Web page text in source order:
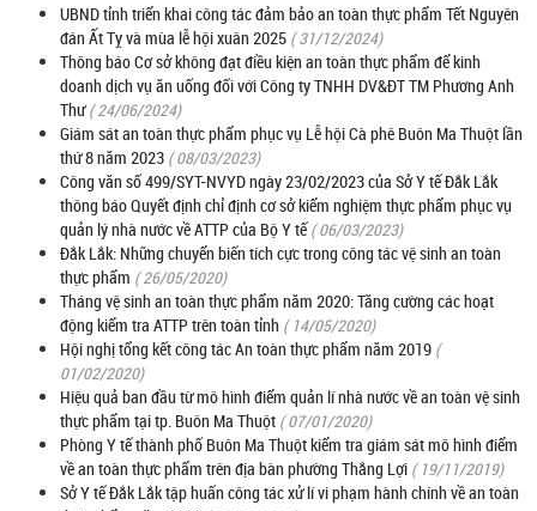
UBND tỉnh triển khai công tác đảm bảo an toàn thực phẩm Tết Nguyên
đán Ất Tỵ và mùa lễ hội xuân 2025 ( 31/12/2024)
Thông báo Cơ sở không đạt điều kiện an toàn thực phẩm để kinh
doanh dịch vụ ăn uống đối với Công ty TNHH DV&ĐT TM Phương Anh
Thư ( 24/06/2024)
Giám sát an toàn thực phẩm phục vụ Lễ hội Cà phê Buôn Ma Thuột lần
thứ 8 năm 2023 ( 08/03/2023)
Công văn số 499/SYT-NVYD ngày 23/02/2023 của Sở Y tế Đắk Lắk
thông báo Quyết định chỉ định cơ sở kiểm nghiệm thực phẩm phục vụ
quản lý nhà nước về ATTP của Bộ Y tế ( 06/03/2023)
Đắk Lắk: Những chuyển biến tích cực trong công tác vệ sinh an toàn
thực phẩm ( 26/05/2020)
Tháng vệ sinh an toàn thực phẩm năm 2020: Tăng cường các hoạt
động kiểm tra ATTP trên toàn tỉnh ( 14/05/2020)
Hội nghị tổng kết công tác An toàn thực phẩm năm 2019 (
01/02/2020)
Hiệu quả ban đầu từ mô hình điểm quản lí nhà nước về an toàn vệ sinh
thực phẩm tại tp. Buôn Ma Thuột ( 07/01/2020)
Phòng Y tế thành phố Buôn Ma Thuột kiểm tra giám sát mô hình điểm
về an toàn thực phẩm trên địa bàn phường Thắng Lợi ( 19/11/2019)
Sở Y tế Đắk Lắk tập huấn công tác xử lí vi phạm hành chính về an toàn